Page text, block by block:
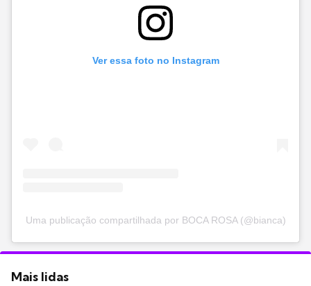
Ver essa foto no Instagram
Uma publicação compartilhada por BOCA ROSA (@bianca)
Mais lidas